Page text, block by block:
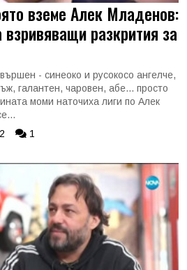
вземе Алек Младенов:
разкрития за
- синеоко и русокосо ангелче,
галантен, чаровен, абе... просто
моми наточиха лиги по Алек
1